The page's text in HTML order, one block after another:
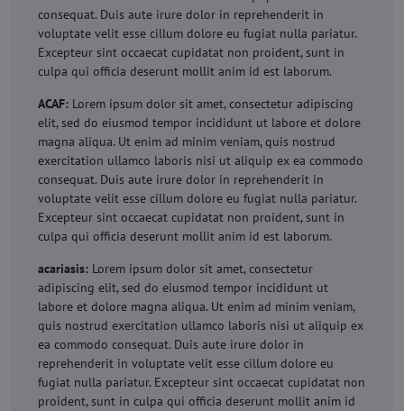
consequat. Duis aute irure dolor in reprehenderit in
voluptate velit esse cillum dolore eu fugiat nulla pariatur.
Excepteur sint occaecat cupidatat non proident, sunt in
culpa qui officia deserunt mollit anim id est laborum.
ACAF: Lorem ipsum dolor sit amet, consectetur adipiscing
elit, sed do eiusmod tempor incididunt ut labore et dolore
magna aliqua. Ut enim ad minim veniam, quis nostrud
exercitation ullamco laboris nisi ut aliquip ex ea commodo
consequat. Duis aute irure dolor in reprehenderit in
voluptate velit esse cillum dolore eu fugiat nulla pariatur.
Excepteur sint occaecat cupidatat non proident, sunt in
culpa qui officia deserunt mollit anim id est laborum.
acariasis: Lorem ipsum dolor sit amet, consectetur
adipiscing elit, sed do eiusmod tempor incididunt ut
labore et dolore magna aliqua. Ut enim ad minim veniam,
quis nostrud exercitation ullamco laboris nisi ut aliquip ex
ea commodo consequat. Duis aute irure dolor in
reprehenderit in voluptate velit esse cillum dolore eu
fugiat nulla pariatur. Excepteur sint occaecat cupidatat non
proident, sunt in culpa qui officia deserunt mollit anim id